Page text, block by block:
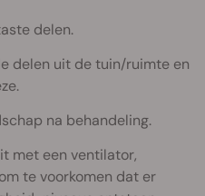
delen.
delen uit de tuin/ruimte en
na behandeling.
met een ventilator,
te voorkomen dat er